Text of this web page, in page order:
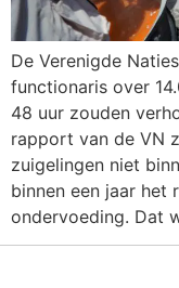
De Verenigde
functionaris over
48 uur zouden
rapport van de VN
zuigelingen niet
binnen een jaar het
ondervoeding. Dat